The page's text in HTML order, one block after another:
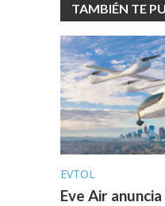
TAMBIÉN TE
EVTOL
Eve Air